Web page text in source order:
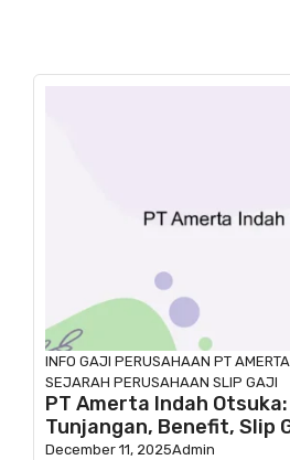
INFO GAJI PERUSAHAAN PT
SEJARAH PERUSAHAAN SLIP GAJI
PT Amerta Indah
Tunjangan, Benefit, Slip
December 11, 2025Admin